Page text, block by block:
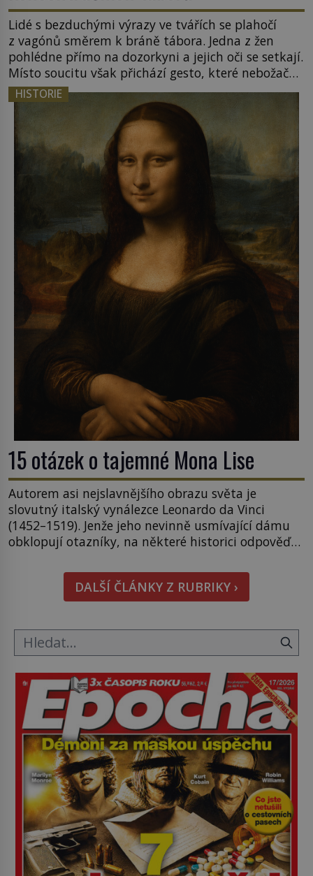
Lidé s bezduchými výrazy ve tvářích se plahočí
z vagónů směrem k bráně tábora. Jedna z žen
pohlédne přímo na dozorkyni a jejich oči se setkají.
Místo soucitu však přichází gesto, které nebožačku
posílá rovnou do plynové komory. Jména jako
Rudolf Höss (1901–1947), Josef Mengele (1911–
1979) či Heinrich Himmler (1900–1945) zná každý,
o koho se historie jen otřela. Jenže […]
HISTORIE
15 otázek o tajemné Mona Lise
Autorem asi nejslavnějšího obrazu světa je
slovutný italský vynálezce Leonardo da Vinci
(1452–1519). Jenže jeho nevinně usmívající dámu
obklopují otazníky, na některé historici odpověď
pověsil Napoleon? Samotný císař Napoleon
Bonaparte (1769–1821) má pro malbu slabost, a
tak si ji ještě jako první konzul přemístí do své
DALŠÍ ČLÁNKY Z RUBRIKY ›